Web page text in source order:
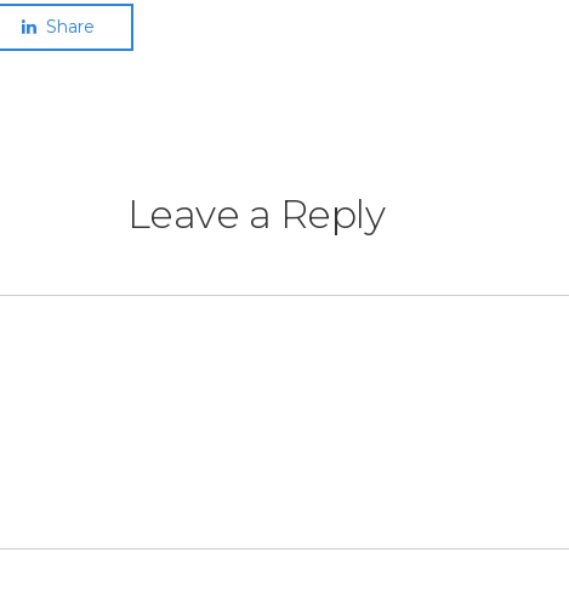
Share
Leave a Reply